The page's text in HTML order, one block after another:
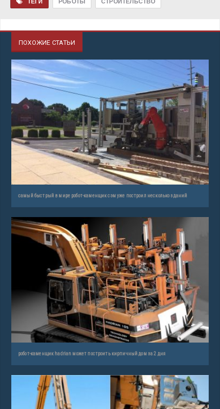
ТЕГИ РОБОТЫ СТРОИТЕЛЬСТВО
ПОХОЖИЕ СТАТЬИ
самый быстрый в мире робот-каменщик сэм уже построил несколько зданий
робот-каменщик hadrian может построить кирпичный дом за 2 дня